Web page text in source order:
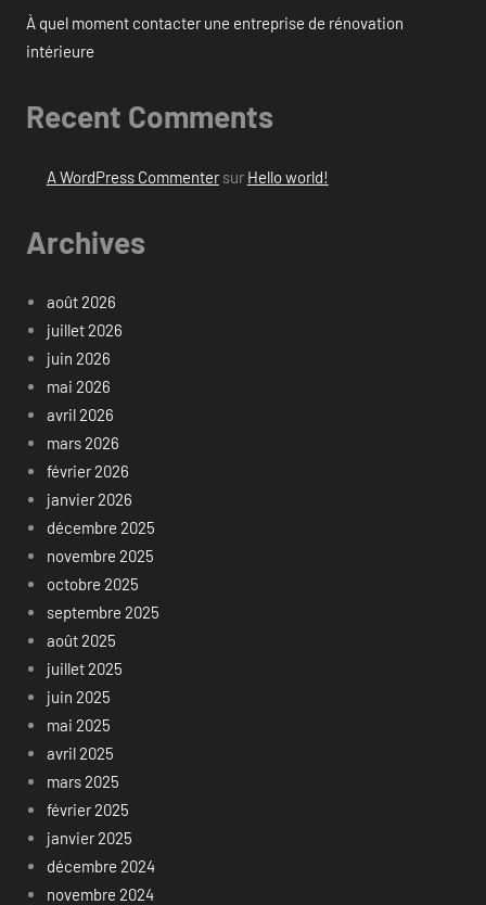
À quel moment contacter une entreprise de rénovation
intérieure
Recent Comments
A WordPress Commentersur Hello world!
Archives
août 2026
juillet 2026
juin 2026
mai 2026
avril 2026
mars 2026
février 2026
janvier 2026
décembre 2025
novembre 2025
octobre 2025
septembre 2025
août 2025
juillet 2025
juin 2025
mai 2025
avril 2025
mars 2025
février 2025
janvier 2025
décembre 2024
novembre 2024